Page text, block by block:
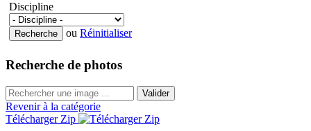
Discipline
ou Réinitialiser
Recherche de photos
Valider
Revenir à la catégorie
Télécharger Zip